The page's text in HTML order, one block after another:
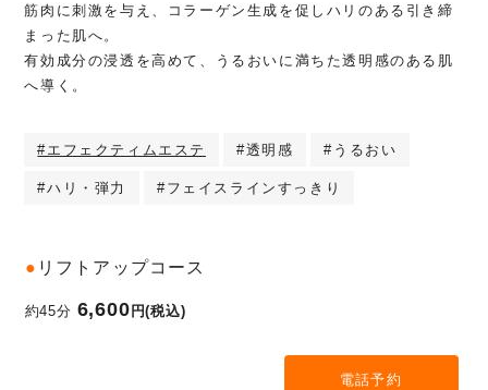
筋肉に刺激を与え、コラーゲン生成を促しハリのある引き締
まった肌へ。
有効成分の浸透を高めて、うるおいに満ちた透明感のある肌
へ導く。
#エフェクティムエステ #透明感 #うるおい
#ハリ・弾力 #フェイスラインすっきり
● リフトアップコース
約45分 6,600 円(税込)
電話予約